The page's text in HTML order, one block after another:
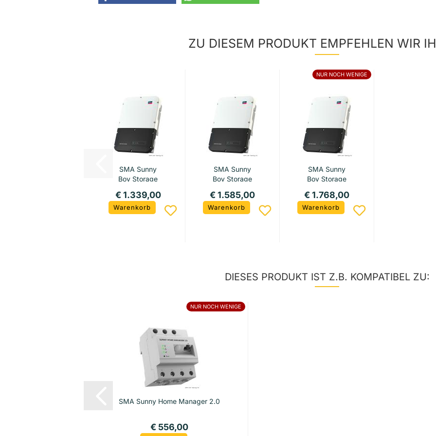
ZU DIESEM PRODUKT EMPFEHLEN WIR
SMA Sunny
Boy Storage
WLan...
€ 1.339,00
Warenkorb
SMA Sunny
Boy Storage
WLan...
€ 1.585,00
Warenkorb
NUR NOCH WENIGE
SMA Sunny
Boy Storage
WLan...
€ 1.768,00
Warenkorb
DIESES PRODUKT IST Z.B. KOMPATIBEL ZU:
NUR NOCH WENIGE
SMA Sunny Home Manager 2.0
€ 556,00